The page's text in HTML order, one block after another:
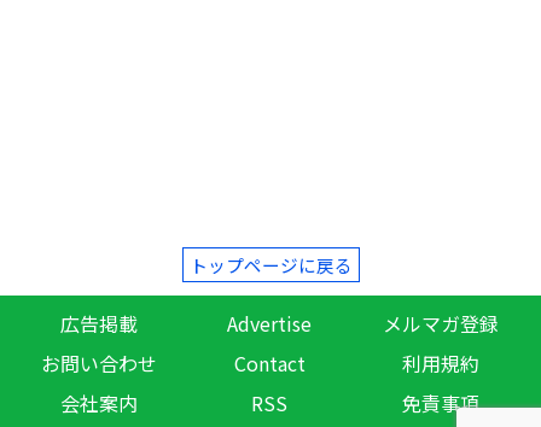
トップページに戻る
広告掲載 Advertise
メルマガ登録
お問い合わせ
Contact
利用規約
会社案内
RSS 免責事項